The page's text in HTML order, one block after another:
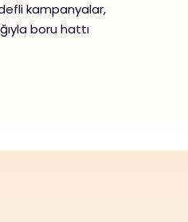
kampanyalar,
boru hattı